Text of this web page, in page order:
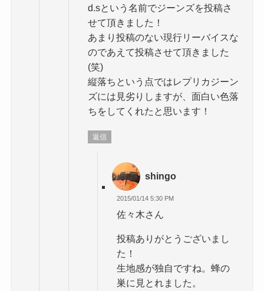
d.sという名前でジーンズを投稿さ
せて頂きました！
あまり投稿のない現行リーバイスな
のであえて投稿させて頂きました
(笑)
縦落ちという点ではレプリカジーン
ズには見劣りしますが、面白い色落
ちをしてくれたと思います！
返信
shingo
2015/01/14 5:30 PM
佐々木さん
投稿ありがとうございまし
た！
生地感が独自ですね。蜂の
巣に見とれました。